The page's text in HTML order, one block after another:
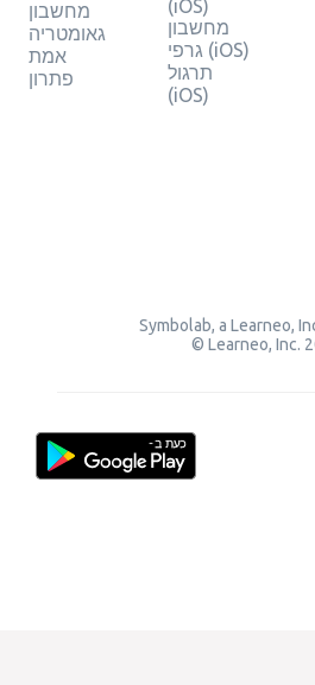
מחשבון
גאומטריה
אמת
פתרון
(iOS)
מחשבון
גרפי (iOS)
תרגול
(iOS)
Symbolab, a Learneo,
© Learneo, Inc.